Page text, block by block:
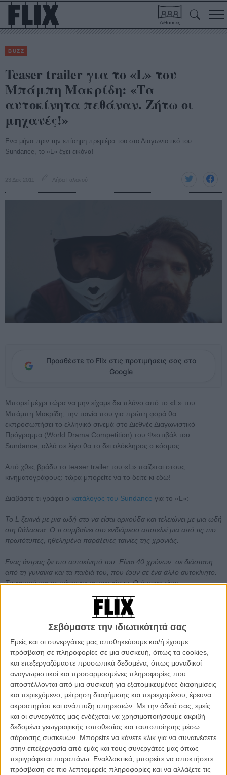
Σεβόμαστε την ιδιωτικότητά σας
Εμείς και οι συνεργάτες μας αποθηκεύουμε και/ή έχουμε
πρόσβαση σε πληροφορίες σε μια συσκευή, όπως τα cookies,
και επεξεργαζόμαστε προσωπικά δεδομένα, όπως μοναδικοί
αναγνωριστικοί και προσαρμοσμένες πληροφορίες που
αποστέλλονται από μια συσκευή για εξατομικευμένες διαφημίσεις
και περιεχόμενο, μέτρηση διαφήμισης και περιεχομένου, έρευνα
ακροατηρίου και ανάπτυξη υπηρεσιών. Με την άδειά σας, εμείς
και οι συνεργάτες μας ενδέχεται να χρησιμοποιήσουμε ακριβή
δεδομένα γεωγραφικής τοποθεσίας και ταυτοποίησης μέσω
σάρωσης συσκευών. Μπορείτε να κάνετε κλικ για να συναινέσετε
στην επεξεργασία από εμάς και τους συνεργάτες μας όπως
περιγράφεται παραπάνω. Εναλλακτικά, μπορείτε να αποκτήσετε
πρόσβαση σε πιο λεπτομερείς πληροφορίες και να αλλάξετε τις
Αίθουσες
BUZZ
Teaser trailer για το «L» του
Μπάμπη Μακρίδη: «Τα
αυτοκίνητα πεθάναν. Ζήτω οι
μηχανές!»
Ενα μήνα πριν την επίσημη πρεμιέρα του στο Διαγωνιστικό του
Sundance, το «L» έχει εικόνα!
23 Δεκ 2011 Λήδα Γαλανού
Προσθέστε το Flix στις προτιμήσεις σας στο
Google
Μπορεί μέχρι τώρα να μην είχαμε δει πλάνο από το «L» του
Μπάμπη Μακρίδη, την ταινία που για πρώτη φορά θα
εκπροσωπήσει το ελληνικό σινεμά στο Διεθνές Διαγωνιστικό
Πρόγραμμα (World Drama Competition) του Φεστιβάλ του
Sundance, αλλά σε λίγο θα το δει ολόκληρος ο κόσμος.
Από χθες βράδυ το teaser trailer του «L» παίζεται στους
κινηματογράφους: τώρα μπορείτε να το δείτε κι εδώ!
Διαβάστε τι γράφει ο κατάλογος του Sundance για το «L»:
Το L ξεκινά με μια ωδή στο να είσαι αρκούδα και τελειώνει με μια ωδή
στη θάλασσα. Ο,τι συμβαίνει στο ενδιάμεσο αποτελεί μια από τις πιο
πρωτότυπες, ηθελημένα παράξενες ταινίες της χρονιάς.
Ενας άντρας ζει στο αυτοκίνητό του. Είναι 40 χρόνων, σε διάσταση
από τη γυναίκα και τα παιδιά του, που ζουν σε ένα άλλο αυτοκίνητο.
Συναντιούνται σε πάρκινγκ αυτοκινήτων. Ο άντρας είναι
συχνά ονειρεύεται το φίλο του που σκοτώθηκε όταν κάποιος κυνηγός
τον μπέρδεψε με αρκούδα. Συχνά αργοπορεί στην παράδοση του
μελιού κι έτσι απολύεται και οι ικανότητές του στην οδήγηση
εγκαταλείπει τη «ζωή του αυτοκινήτου» και γίνεται μέλος μιας
συμμορίας ατίθασων μηχανόβιων.
Ο σκηνοθέτης / συνσεναριογράφος Μπάμπης Μακρίδης και ο
συνσεναριογράφος Ευθύμης Φιλίππου («Κυνόδοντας», «Αλπεις»),
μας κατευθύνουν σ’ έναν ανατρεπτικό, σουρεαλιστικό κόσμο ήσυχου
παραλογισμού. Πίσω από τη μεταμοντέρνα αποστασιοποίηση
κρύβεται ένας πολύ ανθρώπινος αγώνας. Αντιμέτωποι με το
παράλογο της ζωής τους, αυτοί οι ήρωες προσπαθούν: να γίνουν
καλύτεροι οδηγοί, να γίνουν καλύτερες αρκούδες. Ακόμα και η
μουσική, μια γεμάτη ψεγάδια εκτέλεση της Σονάτας του
Σεληνόφωτος, προσπαθεί να γίνει καλύτερη.